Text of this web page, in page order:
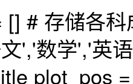
[] # 存储各
','数学','英
plot_pos